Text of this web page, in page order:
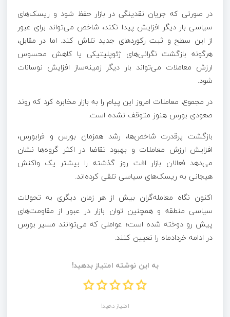
در صورتی که جریان نقدینگی در بازار حفظ شود و ریسک‌های
سیاسی بار دیگر افزایش پیدا نکند، شاخص می‌تواند برای عبور
از این سطح و ثبت رکوردهای جدید تلاش کند. اما در مقابل،
هرگونه بازگشت نگرانی‌های ژئوپلیتیکی یا کاهش محسوس
ارزش معاملات می‌تواند بار دیگر زمینه‌ساز افزایش نوسانات
شود.
در مجموع، معاملات امروز این پیام را به بازار مخابره کرد که روند
صعودی بورس هنوز متوقف نشده است.
بازگشت پرقدرت شاخص‌ها، رشد همزمان بورس و فرابورس،
افزایش ارزش معاملات و بهبود تقاضا در اکثر گروه‌ها نشان
می‌دهد فعالان بازار افت روز گذشته را بیشتر یک واکنش
هیجانی به ریسک‌های سیاسی تلقی کرده‌اند.
اکنون نگاه معامله‌گران بیش از هر زمان دیگری به تحولات
سیاسی منطقه و همچنین توان بازار در عبور از مقاومت‌های
پیش رو دوخته شده است؛ عواملی که می‌توانند مسیر بورس
در ادامه خردادماه را تعیین کنند.
به این نوشته امتیاز بدهید!
امتیاز دهید!